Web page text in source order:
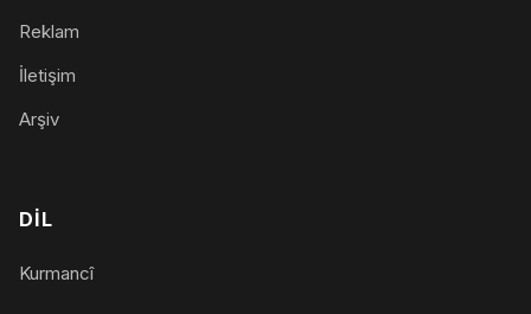
Reklam
İletişim
Arşiv
DIL
Kurmancî